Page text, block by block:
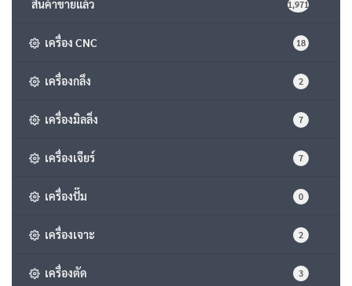
สินค้าขายแล้ว 1,971
เครื่อง CNC 18
เครื่องกลึง 2
เครื่องมิลลิ่ง 7
เครื่องเจียร์ 7
เครื่องปั๊ม 0
เครื่องเจาะ 2
เครื่องตัด 3